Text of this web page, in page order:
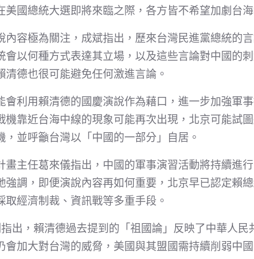
美國總統大選即將來臨之際，各方皆不希望加劇台
內容極為關注，成斌指出，歷來台灣民進黨總統的
會以何種方式表達其立場，以及這些言論對中國的
德也很可能避免任何激進言論。
會利用賴清德的國慶演說作為藉口，進一步加強軍
機靠近台海中線的現象可能再次出現，北京可能試
，並呼籲台灣以「中國的一部分」自居。
畫主任葛來儀指出，中國的軍事演習活動將持續進
強調，即便演說內容再如何重要，北京早已認定賴
經濟制裁、資訊戰等多重手段。
出，賴清德過去提到的「祖國論」反映了中華人民
會加大對台灣的威脅，美國與其盟國需持續削弱中